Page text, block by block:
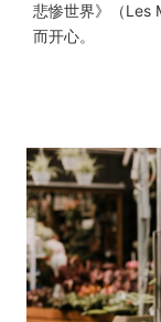
悲惨世界》（Les
而开心。